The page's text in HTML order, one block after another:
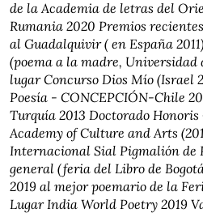
de la Academia de letras del
Rumania 2020 Premios
al Guadalquivir ( en España
(poema a la madre, Universidad
lugar Concurso Dios Mío (Israel
Poesía - CONCEPCIÓN-Chile
Turquía 2013 Doctorado
Academy of Culture and Arts
Internacional Sial Pigmalión de
general (feria del Libro de
2019 al mejor poemario de la
Lugar India World Poetry 2019